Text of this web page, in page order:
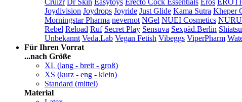
Cruizr Dr Skin Easytoys Erecto Cock Essentials Eros
Joydivision Joydrops Joyride Just Glide Kama Sutra Kheper
Morningstar Pharma nevernot NGel NUEI Cosmetics NURU
Rebel Reload Ruf Secret Play Sensuva Sexpäd.Berlin Shiatsu
Unbekannt Veda.Lab Vegan Fetish Vibeggs ViperPharm
Für Ihren Vorrat
...nach Größe
XL (lang - breit - groß)
XS (kurz - eng - klein)
Standard (mittel)
Material